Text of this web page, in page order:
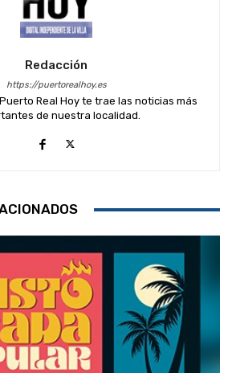
Redacción
https://puertorealhoy.es
Real Hoy te trae las noticias más
de nuestra localidad.